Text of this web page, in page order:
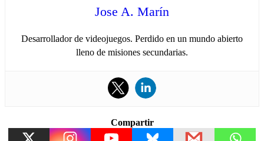
Jose A. Marín
Desarrollador de videojuegos. Perdido en un mundo abierto
lleno de misiones secundarias.
Compartir